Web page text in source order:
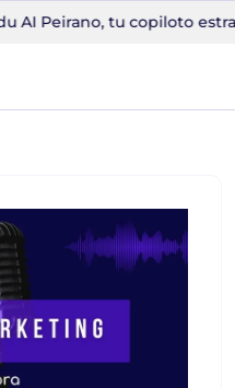
AI Peirano, tu copiloto